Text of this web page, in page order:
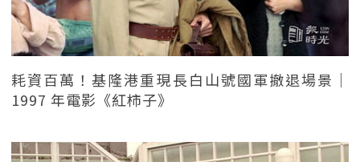
耗資百萬！基隆港重現長白山號國軍撤退場景｜
1997 年電影《紅柿子》